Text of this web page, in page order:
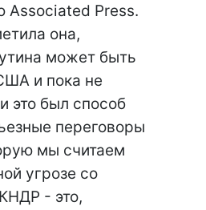
Associated Press.
она,
может быть
и пока не
это был способ
переговоры
мы считаем
угрозе со
- это,